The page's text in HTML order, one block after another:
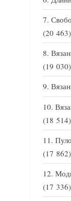
(20 463)
(19 030)
(18 514)
(17 862)
(17 336)